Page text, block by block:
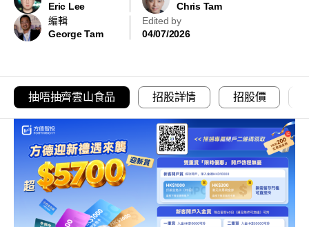
關於
Eric Lee
Chris Tam
編輯
George Tam
Edited by
04/07/2026
抽唔抽齊雲山食品 招股詳情 招股價